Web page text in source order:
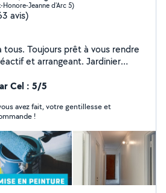
Honore-Jeanne d'Arc 5)
avis)
rendre
et arrangeant. Jardinier
Petit
de meubles. Montage
Cel : 5/5
avez fait, votre gentillesse et
!